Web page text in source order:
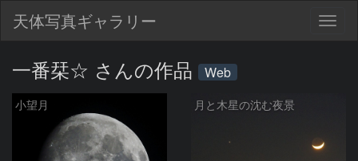
天体写真ギャラリー
一番栞☆ さんの作品 Web
小望月 月と木星の沈む夜景